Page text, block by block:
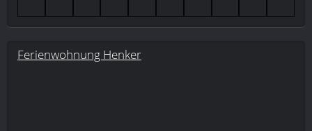
Ferienwohnung Henker